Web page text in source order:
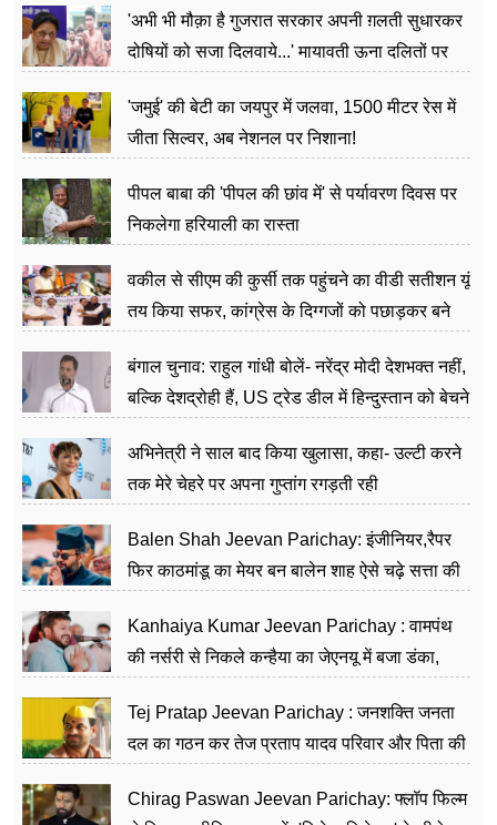
'अभी भी मौक़ा है गुजरात सरकार अपनी ग़लती सुधारकर
दोषियों को सजा दिलवाये...' मायावती ऊना दलितों पर
'जमुई' की बेटी का जयपुर में जलवा, 1500 मीटर रेस में
जीता सिल्वर, अब नेशनल पर निशाना!
पीपल बाबा की 'पीपल की छांव में' से पर्यावरण दिवस पर
निकलेगा हरियाली का रास्ता
वकील से सीएम की कुर्सी तक पहुंचने का वीडी सतीशन यूं
तय किया सफर, कांग्रेस के दिग्गजों को पछाड़कर बने
बंगाल चुनाव: राहुल गांधी बोलें- नरेंद्र मोदी देशभक्त नहीं,
बल्कि देशद्रोही हैं, US ट्रेड डील में हिन्दुस्तान को बेचने
अभिनेत्री ने साल बाद किया खुलासा, कहा- उल्टी करने
तक मेरे चेहरे पर अपना गुप्तांग रगड़ती रही
Balen Shah Jeevan Parichay: इंजीनियर,रैपर
फिर काठमांडू का मेयर बन बालेन शाह ऐसे चढ़े सत्ता की
Kanhaiya Kumar Jeevan Parichay : वामपंथ
की नर्सरी से निकले कन्हैया का जेएनयू में बजा डंका,
Tej Pratap Jeevan Parichay : जनशक्ति जनता
दल का गठन कर तेज प्रताप यादव परिवार और पिता की
Chirag Paswan Jeevan Parichay: फ्लॉप फिल्म